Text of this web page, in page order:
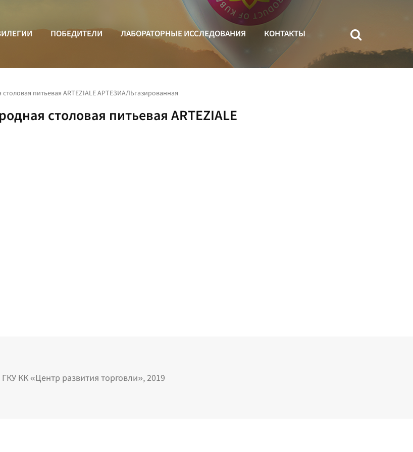
ПОБЕДИТЕЛИ ЛАБОРАТОРНЫЕ ИССЛЕДОВАНИЯ КОНТАКТЫ
питьевая ARTEZIALE АРТЕЗИАЛЬгазированная
столовая питьевая ARTEZIALE
КК «Центр развития торговли», 2019